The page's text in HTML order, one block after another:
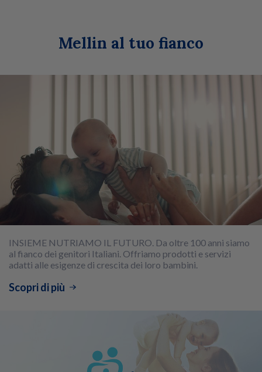
Mellin al tuo fianco
INSIEME NUTRIAMO IL FUTURO. Da oltre 100 anni siamo
al fianco dei genitori Italiani. Offriamo prodotti e servizi
adatti alle esigenze di crescita dei loro bambini.
Scopri di più